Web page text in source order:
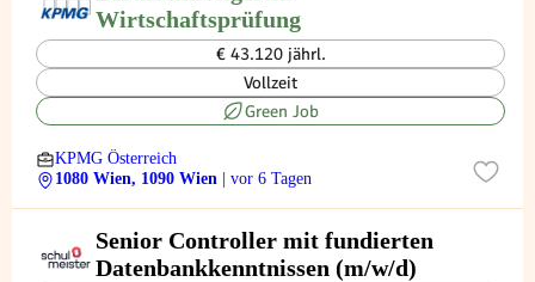
Wirtschaftsprüfung
€ 43.120 jährl.
Vollzeit
Green Job
KPMG Österreich
1080 Wien, 1090 Wien
| vor 6 Tagen
Senior Controller mit fundierten
Datenbankkenntnissen (m/w/d)